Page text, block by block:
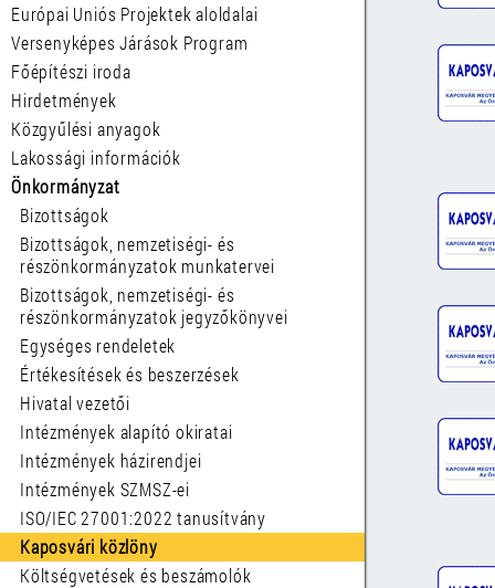
Európai Uniós Projektek aloldalai
Versenyképes Járások Program
Főépítészi iroda
Hirdetmények
Közgyűlési anyagok
Lakossági információk
Önkormányzat
Bizottságok
Bizottságok, nemzetiségi- és
részönkormányzatok munkatervei
Bizottságok, nemzetiségi- és
részönkormányzatok jegyzőkönyvei
Egységes rendeletek
Értékesítések és beszerzések
Hivatal vezetői
Intézmények alapító okiratai
Intézmények házirendjei
Intézmények SZMSZ-ei
ISO/IEC 27001:2022 tanusítvány
Kaposvári közlöny
Költségvetések és beszámolók